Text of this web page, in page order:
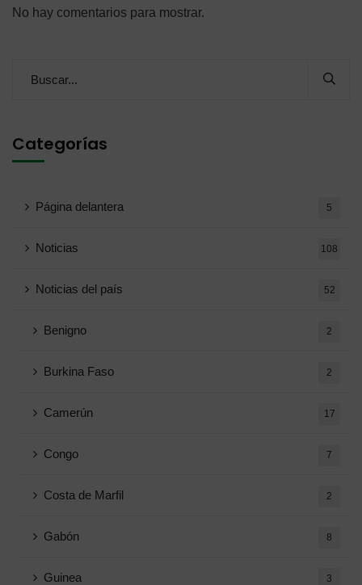
No hay comentarios para mostrar.
Categorías
Página delantera 5
Noticias 108
Noticias del país 52
Benigno 2
Burkina Faso 2
Camerún 17
Congo 7
Costa de Marfil 2
Gabón 8
Guinea 3